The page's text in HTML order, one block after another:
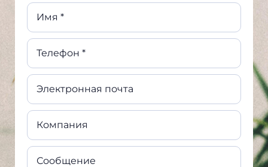
Имя *
Телефон *
Электронная почта
Компания
Сообщение